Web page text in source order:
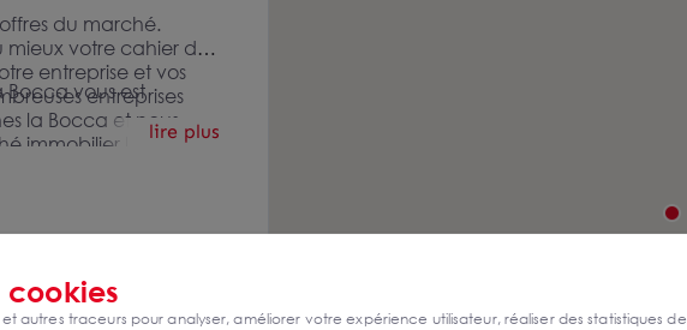
du marché.
votre cahier des
entreprise et vos
entreprises
la Bocca et nous
immobilier local :
afin de trouver le
de conseil en
favorise le succès
leur projet immobilier
vous est
lire plus
cookies
et autres traceurs pour analyser, améliorer votre expérience utilisateur, réaliser des statistiques de